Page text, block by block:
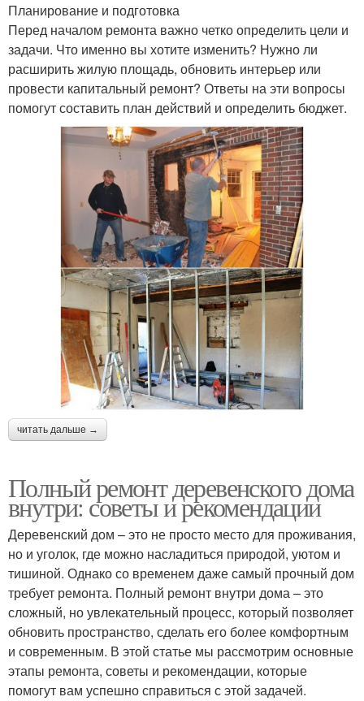
Планирование и подготовка
Перед началом ремонта важно четко определить цели и
задачи. Что именно вы хотите изменить? Нужно ли
расширить жилую площадь, обновить интерьер или
провести капитальный ремонт? Ответы на эти вопросы
помогут составить план действий и определить бюджет.
читать дальше →
Полный ремонт деревенского дома
внутри: советы и рекомендации
Деревенский дом – это не просто место для проживания,
но и уголок, где можно насладиться природой, уютом и
тишиной. Однако со временем даже самый прочный дом
требует ремонта. Полный ремонт внутри дома – это
сложный, но увлекательный процесс, который позволяет
обновить пространство, сделать его более комфортным
и современным. В этой статье мы рассмотрим основные
этапы ремонта, советы и рекомендации, которые
помогут вам успешно справиться с этой задачей.